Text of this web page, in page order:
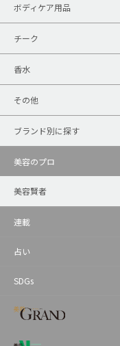
ボディケア用品
チーク
香水
その他
ブランド別に探す
美容のプロ
美容賢者
連載
占い
SDGs